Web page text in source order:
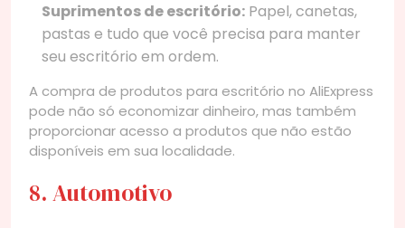
Suprimentos de escritório: Papel, canetas,
pastas e tudo que você precisa para manter
seu escritório em ordem.
A compra de produtos para escritório no AliExpress
pode não só economizar dinheiro, mas também
proporcionar acesso a produtos que não estão
disponíveis em sua localidade.
8. Automotivo